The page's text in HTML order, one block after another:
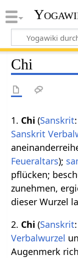
Chi
1. Chi (Sanskrit
Sanskrit
Feueraltars);
pflücken;
zunehmen,
dieser Wurzel
2. Chi (Sanskrit
Verbalwurzel
Augenmerk